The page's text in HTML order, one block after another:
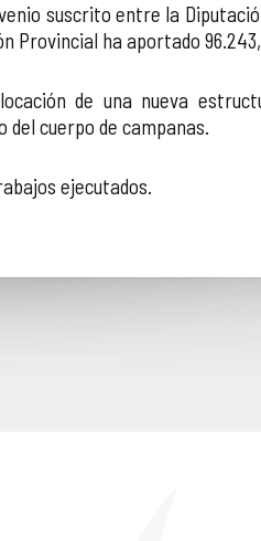
suscrito entre la
ha aportado
de una nueva
cuerpo de campanas.
ejecutados.